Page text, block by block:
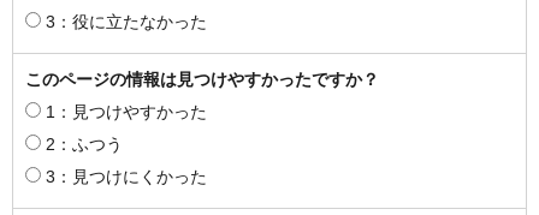
3：役に立たなかった
このページの情報は見つけやすかったですか？
1：見つけやすかった
2：ふつう
3：見つけにくかった